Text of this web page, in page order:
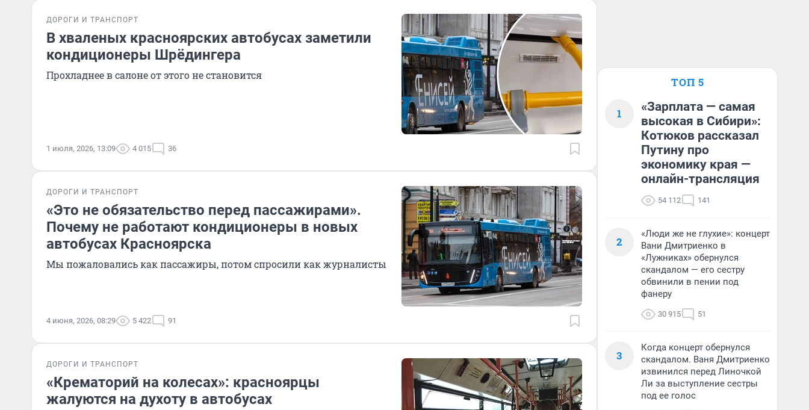
ДОРОГИ И ТРАНСПОРТ
В хваленых красноярских автобусах заметили
кондиционеры Шрёдингера
Прохладнее в салоне от этого не становится
1 июля, 2026, 13:09 4 015 36
ДОРОГИ И ТРАНСПОРТ
«Это не обязательство перед пассажирами».
Почему не работают кондиционеры в новых
автобусах Красноярска
Мы пожаловались как пассажиры, потом спросили как журналисты
4 июня, 2026, 08:29 5 422 91
ДОРОГИ И ТРАНСПОРТ
«Крематорий на колесах»: красноярцы
жалуются на духоту в автобусах
ТОП 5
1
«Зарплата — самая
высокая в Сибири»:
Котюков рассказал
Путину про
экономику края —
онлайн-трансляция
54 112 141
2
«Люди же не глухие»: концерт
Вани Дмитриенко в
«Лужниках» обернулся
скандалом — его сестру
обвинили в пении под
фанеру
30 915 51
3
Когда концерт обернулся
скандалом. Ваня Дмитриенко
извинился перед Линочкой
Ли за выступление сестры
под ее голос